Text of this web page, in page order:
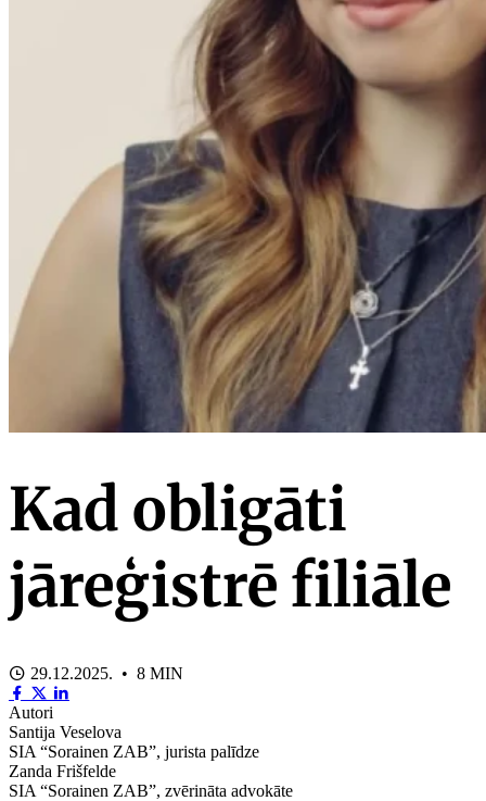
Kad obligāti
jāreģistrē filiāle
29.12.2025. • 8 MIN
Autori
Santija Veselova
SIA “Sorainen ZAB”, jurista palīdze
Zanda Frišfelde
SIA “Sorainen ZAB”, zvērināta advokāte